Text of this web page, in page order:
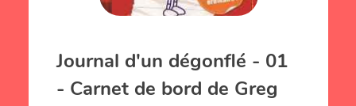
Journal d'un dégonflé - 01
- Carnet de bord de Greg